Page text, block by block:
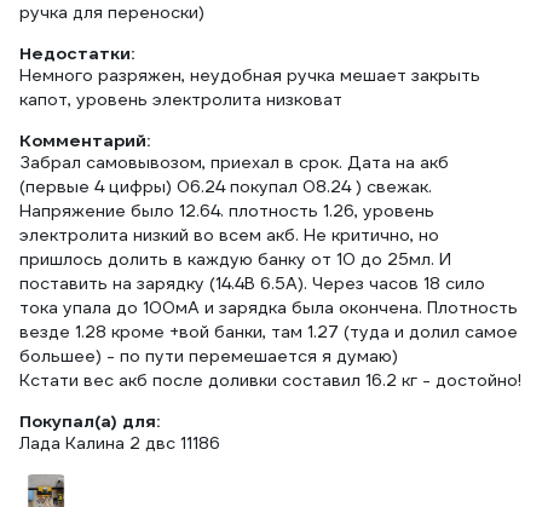
ручка для переноски)
Недостатки:
Немного разряжен, неудобная ручка мешает закрыть
капот, уровень электролита низковат
Комментарий:
Забрал самовывозом, приехал в срок. Дата на акб
(первые 4 цифры) 06.24 покупал 08.24 ) свежак.
Напряжение было 12.64. плотность 1.26, уровень
электролита низкий во всем акб. Не критично, но
пришлось долить в каждую банку от 10 до 25мл. И
поставить на зарядку (14.4В 6.5А). Через часов 18 сило
тока упала до 100мА и зарядка была окончена. Плотность
везде 1.28 кроме +вой банки, там 1.27 (туда и долил самое
большее) - по пути перемешается я думаю)
Кстати вес акб после доливки составил 16.2 кг - достойно!
Покупал(а) для:
Лада Калина 2 двс 11186